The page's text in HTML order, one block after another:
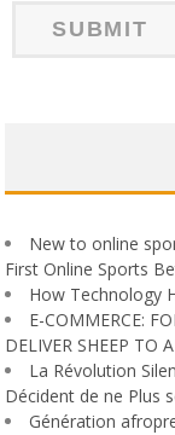
New to online
First Online Sports
How Technology
E-COMMERCE:
DELIVER SHEEP TO
La Révolution
Décident de ne Plus
Génération